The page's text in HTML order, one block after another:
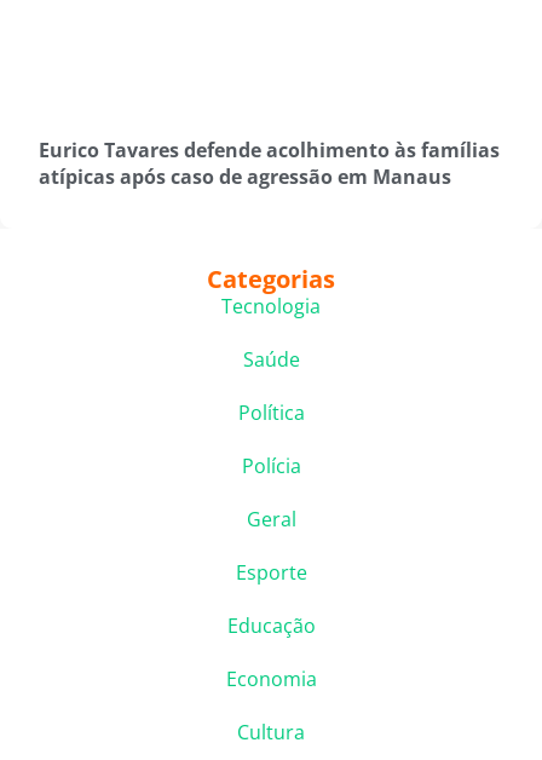
Eurico Tavares defende acolhimento às famílias
atípicas após caso de agressão em Manaus
Categorias
Tecnologia
Saúde
Política
Polícia
Geral
Esporte
Educação
Economia
Cultura